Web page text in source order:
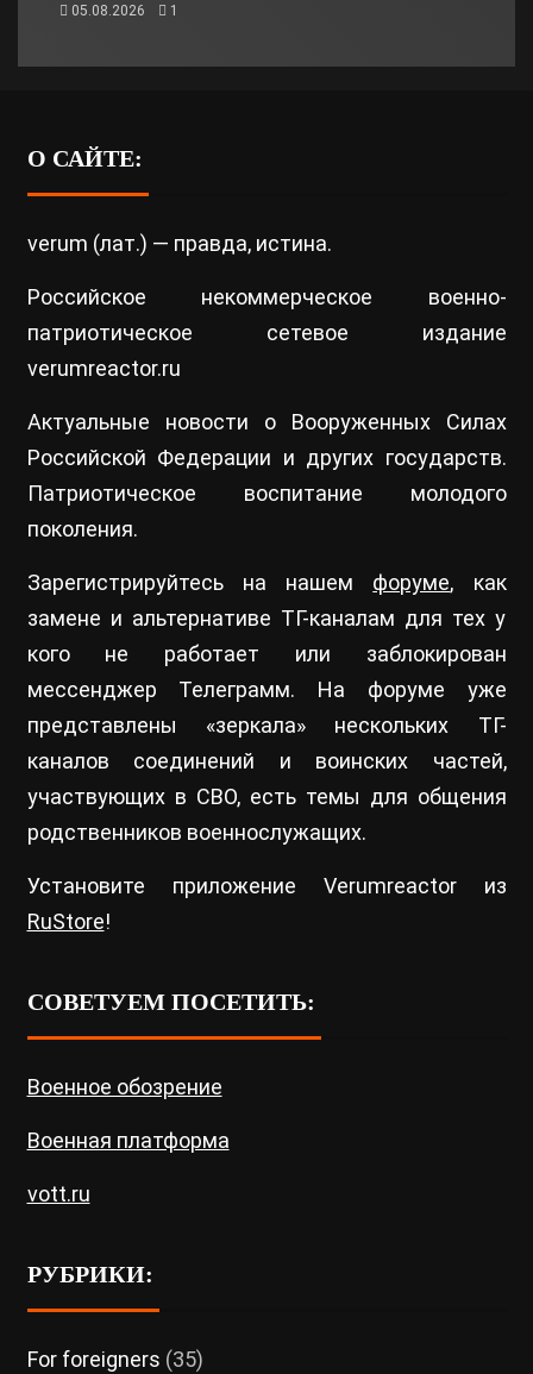
05.08.2026 1
О САЙТЕ:
verum (лат.) — правда, истина.
Российское некоммерческое военно-
патриотическое сетевое издание
verumreactor.ru
Актуальные новости о Вооруженных Силах
Российской Федерации и других государств.
Патриотическое воспитание молодого
поколения.
Зарегистрируйтесь на нашем форуме, как
замене и альтернативе ТГ-каналам для тех у
кого не работает или заблокирован
мессенджер Телеграмм. На форуме уже
представлены «зеркала» нескольких ТГ-
каналов соединений и воинских частей,
участвующих в СВО, есть темы для общения
родственников военнослужащих.
Установите приложение Verumreactor из
RuStore!
СОВЕТУЕМ ПОСЕТИТЬ:
Военное обозрение
Военная платформа
vott.ru
РУБРИКИ:
For foreigners (35)